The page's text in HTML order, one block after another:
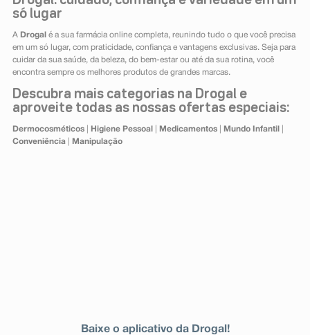
só lugar
A Drogal é a sua farmácia online completa, reunindo tudo o que você precisa
em um só lugar, com praticidade, confiança e vantagens exclusivas. Seja para
cuidar da sua saúde, da beleza, do bem-estar ou até da sua rotina, você
encontra sempre os melhores produtos de grandes marcas.
Descubra mais categorias na Drogal e
aproveite todas as nossas ofertas especiais:
Dermocosméticos| Higiene Pessoal Medicamentos| Mundo Infantil
Conveniência| Manipulação
Baixe o aplicativo da Drogal!